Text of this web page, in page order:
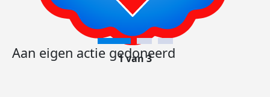
Aan eigen actie gedoneerd
1 van 3